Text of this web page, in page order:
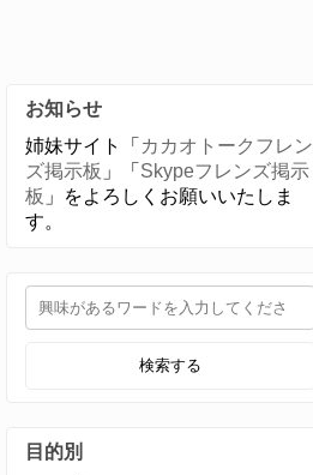
お知らせ
姉妹サイト「 カカオトークフレン
ズ掲示板 」「 Skypeフレンズ掲示
板 」をよろしくお願いいたしま
す。
検索する
目的別